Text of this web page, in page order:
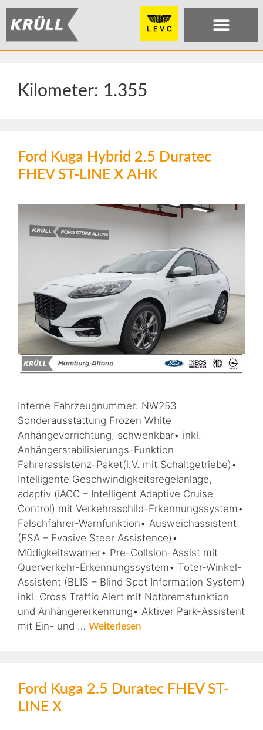
Kilometer: 1.355
Ford Kuga Hybrid 2.5 Duratec
FHEV ST-LINE X AHK
Interne Fahrzeugnummer: NW253
Sonderausstattung Frozen White
Anhängevorrichtung, schwenkbar• inkl.
Anhängerstabilisierungs-Funktion
Fahrerassistenz-Paket(i.V. mit Schaltgetriebe)•
Intelligente Geschwindigkeitsregelanlage,
adaptiv (iACC – Intelligent Adaptive Cruise
Control) mit Verkehrsschild-Erkennungssystem•
Falschfahrer-Warnfunktion• Ausweichassistent
(ESA – Evasive Steer Assistence)•
Müdigkeitswarner• Pre-Collsion-Assist mit
Querverkehr-Erkennungssystem• Toter-Winkel-
Assistent (BLIS – Blind Spot Information System)
inkl. Cross Traffic Alert mit Notbremsfunktion
und Anhängererkennung• Aktiver Park-Assistent
mit Ein- und … Weiterlesen
Ford Kuga 2.5 Duratec FHEV ST-
LINE X